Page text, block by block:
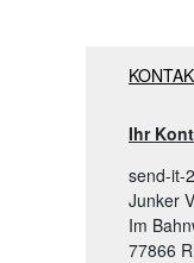
Ihr
send-it-
Junker
Im
77866